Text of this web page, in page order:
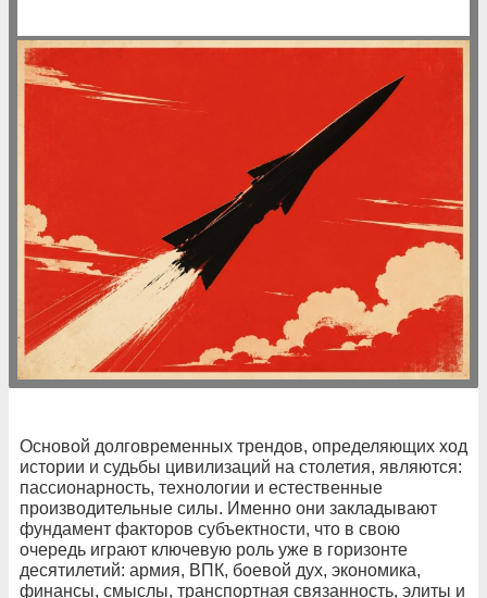
Основой долговременных трендов, определяющих ход
истории и судьбы цивилизаций на столетия, являются:
пассионарность, технологии и естественные
производительные силы. Именно они закладывают
фундамент факторов субъектности, что в свою
очередь играют ключевую роль уже в горизонте
десятилетий: армия, ВПК, боевой дух, экономика,
финансы, смыслы, транспортная связанность, элиты и